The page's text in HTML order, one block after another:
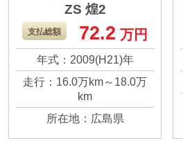
ZS 煌2
ファミリーカーとい
えば、やはりヴォク
シー！ 乗り心地も、
安心感も最高でし
た！ よく頑張ってく
れましたが、まだま
支払総額 72.2 万円
年式：2009(H21)年
走行：16.0万km～18.0万
km
所在地：広島県